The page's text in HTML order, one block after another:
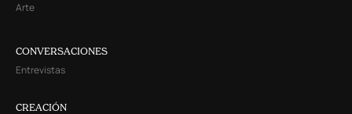
Arte
CONVERSACIONES
Entrevistas
CREACIÓN